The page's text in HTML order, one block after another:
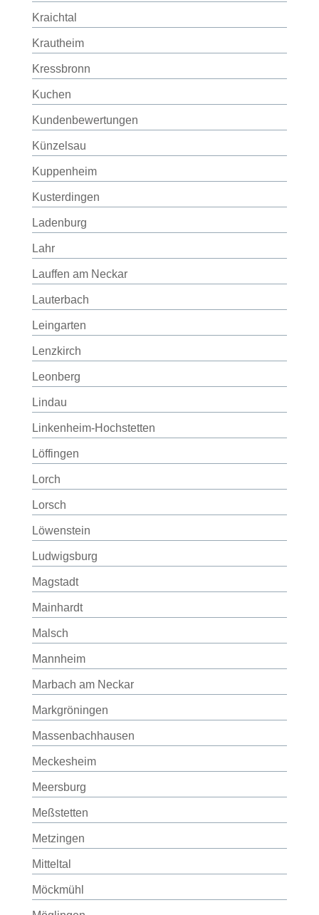
Kraichtal
Krautheim
Kressbronn
Kuchen
Kundenbewertungen
Künzelsau
Kuppenheim
Kusterdingen
Ladenburg
Lahr
Lauffen am Neckar
Lauterbach
Leingarten
Lenzkirch
Leonberg
Lindau
Linkenheim-Hochstetten
Löffingen
Lorch
Lorsch
Löwenstein
Ludwigsburg
Magstadt
Mainhardt
Malsch
Mannheim
Marbach am Neckar
Markgröningen
Massenbachhausen
Meckesheim
Meersburg
Meßstetten
Metzingen
Mitteltal
Möckmühl